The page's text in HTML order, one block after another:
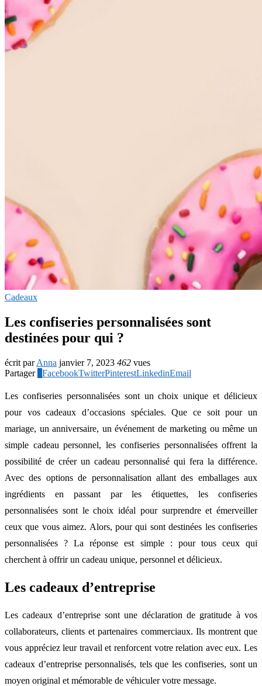
Cadeaux
Les confiseries personnalisées sont
destinées pour qui ?
écrit parAnna janvier 7, 2023 462 vues
Partager
FacebookTwitterPinterestLinkedinEmail
Les confiseries personnalisées sont un choix unique et délicieux
pour vos cadeaux d’occasions spéciales. Que ce soit pour un
mariage, un anniversaire, un événement de marketing ou même un
simple cadeau personnel, les confiseries personnalisées offrent la
possibilité de créer un cadeau personnalisé qui fera la différence.
Avec des options de personnalisation allant des emballages aux
ingrédients en passant par les étiquettes, les confiseries
personnalisées sont le choix idéal pour surprendre et émerveiller
ceux que vous aimez. Alors, pour qui sont destinées les confiseries
personnalisées ? La réponse est simple : pour tous ceux qui
cherchent à offrir un cadeau unique, personnel et délicieux.
Les cadeaux d’entreprise
Les cadeaux d’entreprise sont une déclaration de gratitude à vos
collaborateurs, clients et partenaires commerciaux. Ils montrent que
vous appréciez leur travail et renforcent votre relation avec eux. Les
cadeaux d’entreprise personnalisés, tels que les confiseries, sont un
moyen original et mémorable de véhiculer votre message.